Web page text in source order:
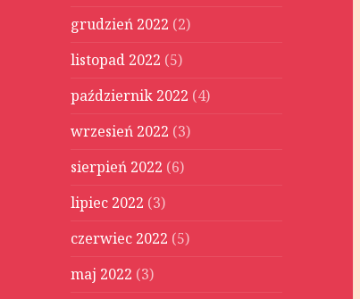
grudzień 2022 (2)
listopad 2022 (5)
październik 2022 (4)
wrzesień 2022 (3)
sierpień 2022 (6)
lipiec 2022 (3)
czerwiec 2022 (5)
maj 2022 (3)